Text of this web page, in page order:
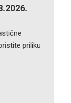
priliku